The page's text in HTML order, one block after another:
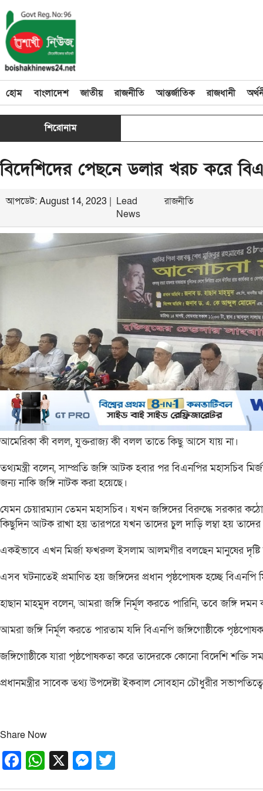
হোম বাংলাদেশ জাতীয় রাজনীতি আন্তর্জাতিক রাজধানী
শিরোনাম
বিদেশিদের পেছনে ডলার খরচ করে
আপডেট: August 14, 2023 | Lead
News
রাজনীতি
আমেরিকা কী বলল, যুক্তরাজ্য কী বলল তাতে কিছু আসে যায় না।
তথ্যমন্ত্রী বলেন, সাম্প্রতি জঙ্গি আটক হবার পর বিএনপির মহাসচিব
জন্য নাকি জঙ্গি নাটক করা হয়েছে।
যেমন চেয়ারম্যান তেমন মহাসচিব। যখন জঙ্গিদের বিরুদ্ধে সরকার
কিছুদিন আটক রাখা হয় তারপরে যখন তাদের চুল দাড়ি লম্বা হয়
একইভাবে এখন মির্জা ফখরুল ইসলাম আলমগীর বলছেন মানুষের দৃষ্টি
এসব ঘটনাতেই প্রমাণিত হয় জঙ্গিদের প্রধান পৃষ্ঠপোষক হচ্ছে
হাছান মাহমুদ বলেন, আমরা জঙ্গি নির্মূল করতে পারিনি, তবে জঙ্গি দমন
আমরা জঙ্গি নির্মূল করতে পারতাম যদি বিএনপি জঙ্গিগোষ্ঠীকে
জঙ্গিগোষ্ঠীকে যারা পৃষ্ঠপোষকতা করে তাদেরকে কোনো বিদেশি শক্তি
প্রধানমন্ত্রীর সাবেক তথ্য উপদেষ্টা ইকবাল সোবহান চৌধুরীর
Share Now
Facebook
WhatsApp
X Messenger